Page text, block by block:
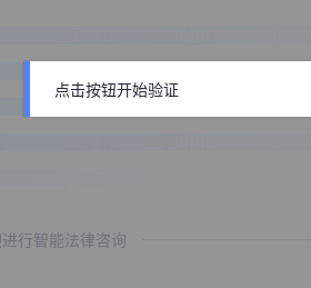
行智能法律咨询
点击按钮开始验证